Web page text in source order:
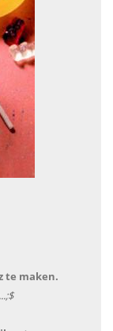
te maken.